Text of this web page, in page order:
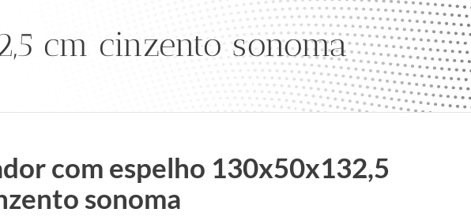
cm cinzento sonoma
com espelho 130x50x132,5
sonoma